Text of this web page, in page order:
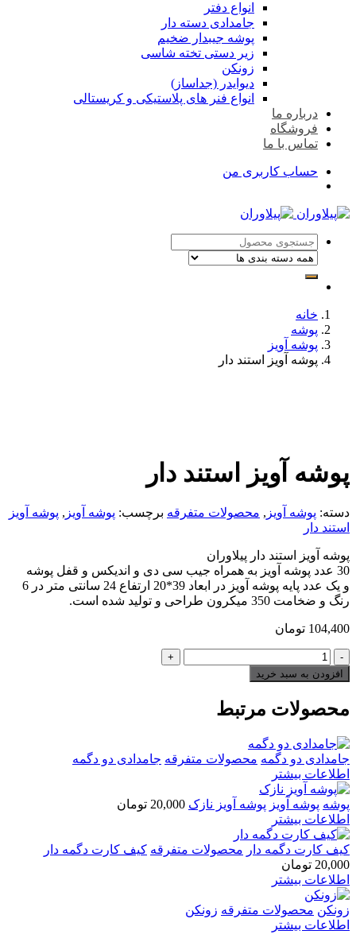
انواع دفتر
جامدادی دسته دار
پوشه جیبدار ضخیم
زیر دستی تخته شاسی
زونکن
دیوایدر (جداساز)
انواع فنر های پلاستیکی و کریستالی
درباره ما
فروشگاه
تماس با ما
حساب کاربری من
خانه
پوشه
پوشه آویز
پوشه آویز استند دار
پوشه آویز استند دار
دسته: پوشه آویز , محصولات متفرقه برچسب: پوشه آویز , پوشه آویز
استند دار
پوشه آویز استند دار پیلاوران
30 عدد پوشه آویز به همراه جیب سی دی و اندیکس و قفل پوشه
و یک عدد پایه پوشه آویز در ابعاد 39*20 ارتفاع 24 سانتی متر در 6
رنگ و ضخامت 350 میکرون طراحی و تولید شده است.
104,400 تومان
پوشه
آویز
استند
تعداد
افزودن به سبد خرید
محصولات مرتبط
جامدادی دو دگمه محصولات متفرقه جامدادی دو دگمه
اطلاعات بیشتر
پوشه پوشه آویز پوشه آویز نازک 20,000 تومان
اطلاعات بیشتر
کیف کارت دگمه دار محصولات متفرقه کیف کارت دگمه دار
20,000 تومان
اطلاعات بیشتر
زونکن محصولات متفرقه زونکن
اطلاعات بیشتر